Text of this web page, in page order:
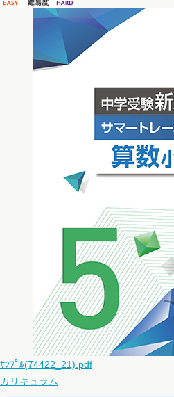
ｻﾝﾌﾟﾙ(74422_21).pdf
カリキュラム